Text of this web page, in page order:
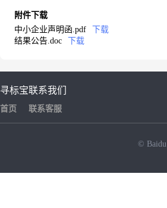
附件下载
中小企业声明函.pdf
下载
结果公告.doc
下载
寻标宝
首页
联系我们
联系客服
© Baidu